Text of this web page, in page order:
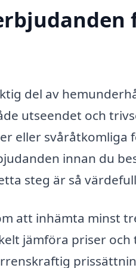
del av
utseendet och
eller svåråtkomliga
innan du
steg är så
att inhämta minst
jämföra priser